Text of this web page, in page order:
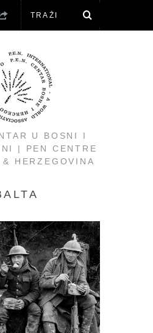
U BOSNI I
| PEN CENTRE
HERZEGOVINA